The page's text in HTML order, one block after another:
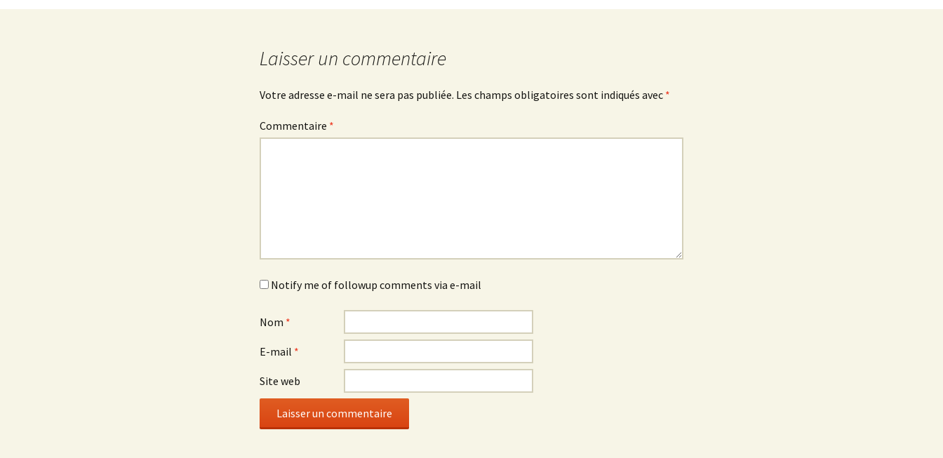
Laisser un commentaire
Votre adresse e-mail ne sera pas publiée. Les champs obligatoires sont indiqués avec *
Commentaire *
Notify me of followup comments via e-mail
Nom *
E-mail *
Site web